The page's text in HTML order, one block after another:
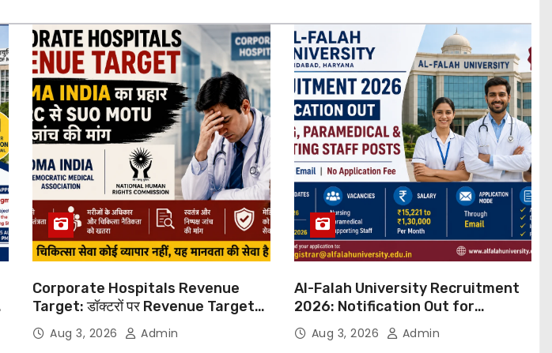
Corporate Hospitals Revenue
Target: डॉक्टरों पर Revenue Targets
थोपने के खिलाफ DMA India का बड़ा कदम,
NHRC से Suo Motu जांच की मांग
Aug 3, 2026 Admin
Al-Falah University Recruitment
2026: Notification Out for
Nursing, Paramedical &
Supporting Staff Posts, Apply
Aug 3, 2026 Admin